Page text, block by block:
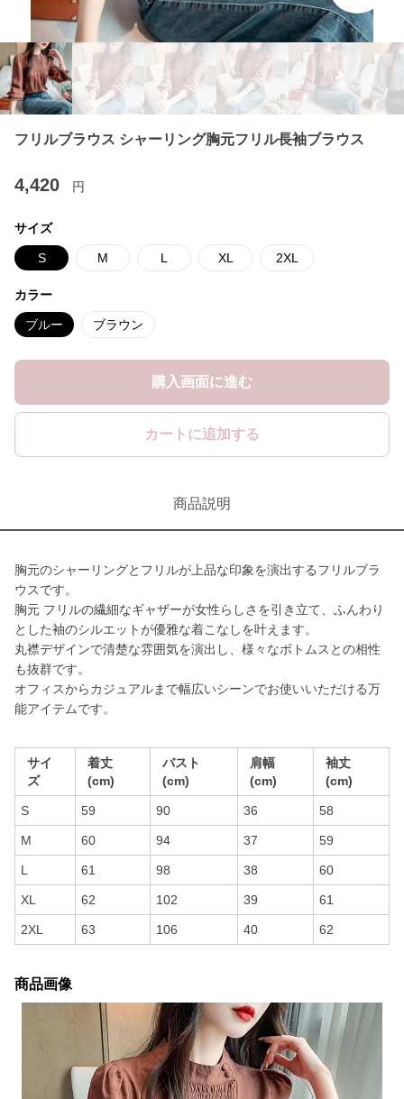
フリルブラウス シャーリング胸元フリル長袖ブラウス
4,420 円
サイズ
S M L XL 2XL
カラー
ブルー ブラウン
購入画面に進む
カートに追加する
商品説明
胸元のシャーリングとフリルが上品な印象を演出するフリルブラ
ウスです。
胸元 フリルの繊細なギャザーが女性らしさを引き立て、ふんわり
とした袖のシルエットが優雅な着こなしを叶えます。
丸襟デザインで清楚な雰囲気を演出し、様々なボトムスとの相性
も抜群です。
オフィスからカジュアルまで幅広いシーンでお使いいただける万
能アイテムです。
サイ
ズ
着丈
(cm)
バスト
(cm)
肩幅
(cm)
袖丈
(cm)
S 59 90 36 58
M 60 94 37 59
L 61 98 38 60
XL 62 102 39 61
2XL 63 106 40 62
商品画像